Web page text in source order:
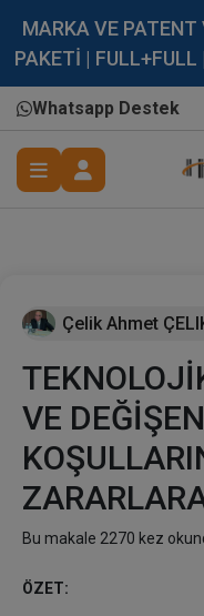
MARKA VE
PAKETİ |
Whatsapp Destek
Çelik Ahmet
VE
Bu makale 2270 kez
ÖZET: